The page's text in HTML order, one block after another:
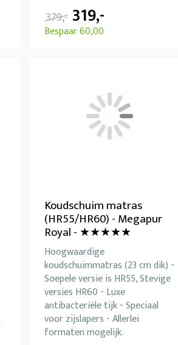
379,- 319,-
Bespaar 60,00
Koudschuim matras
(HR55/HR60) - Megapur
Royal - ★★★★★
Hoogwaardige
koudschuimmatras (23 cm dik) -
Soepele versie is HR55, Stevige
versies HR60 - Luxe
antibacteriële tijk - Speciaal
voor zijslapers - Allerlei
formaten mogelijk.